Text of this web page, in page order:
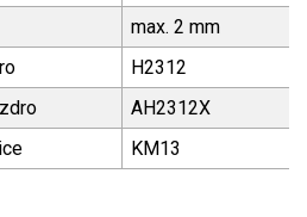
max. 2 mm
H2312
AH2312X
KM13